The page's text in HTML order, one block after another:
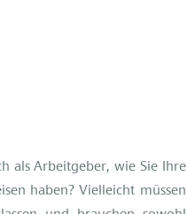
als Arbeitgeber, wie Sie Ihre
haben? Vielleicht müssen